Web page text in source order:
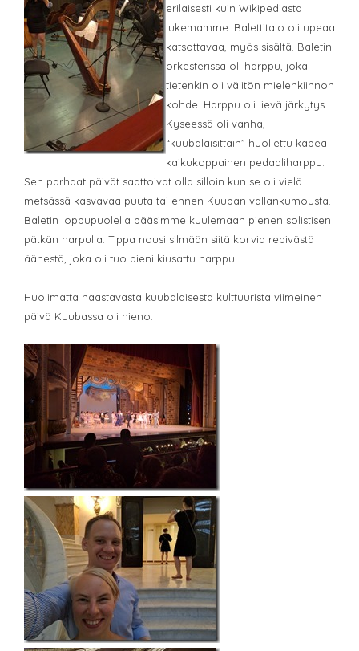
erilaisesti kuin Wikipediasta
lukemamme. Balettitalo oli upeaa
katsottavaa, myös sisältä. Baletin
orkesterissa oli harppu, joka
tietenkin oli välitön mielenkiinnon
kohde. Harppu oli lievä järkytys.
Kyseessä oli vanha,
“kuubalaisittain” huollettu kapea
kaikukoppainen pedaaliharppu.
Sen parhaat päivät saattoivat olla silloin kun se oli vielä
metsässä kasvavaa puuta tai ennen Kuuban vallankumousta.
Baletin loppupuolella pääsimme kuulemaan pienen solistisen
pätkän harpulla. Tippa nousi silmään siitä korvia repivästä
äänestä, joka oli tuo pieni kiusattu harppu.
Huolimatta haastavasta kuubalaisesta kulttuurista viimeinen
päivä Kuubassa oli hieno.